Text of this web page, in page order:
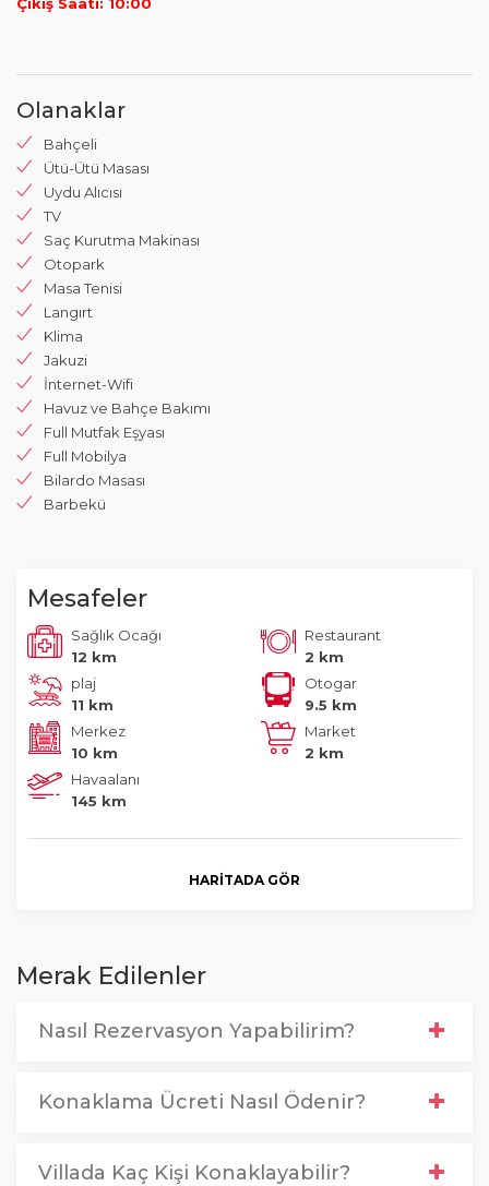
Olanaklar
Bahçeli
Ütü-Ütü Masası
Uydu Alıcısı
TV
Saç Kurutma Makinası
Otopark
Masa Tenisi
Langırt
Klima
Jakuzi
İnternet-Wifi
Havuz ve Bahçe Bakımı
Full Mutfak Eşyası
Full Mobilya
Bilardo Masası
Barbekü
Mesafeler
Sağlık Ocağı
12 km
Restaurant
2 km
plaj
11 km
Otogar
9.5 km
Merkez
10 km
Market
2 km
Havaalanı
145 km
HARITADA GÖR
Merak Edilenler
Nasıl Rezervasyon Yapabilirim?
Konaklama Ücreti Nasıl Ödenir?
Villada Kaç Kişi Konaklayabilir?